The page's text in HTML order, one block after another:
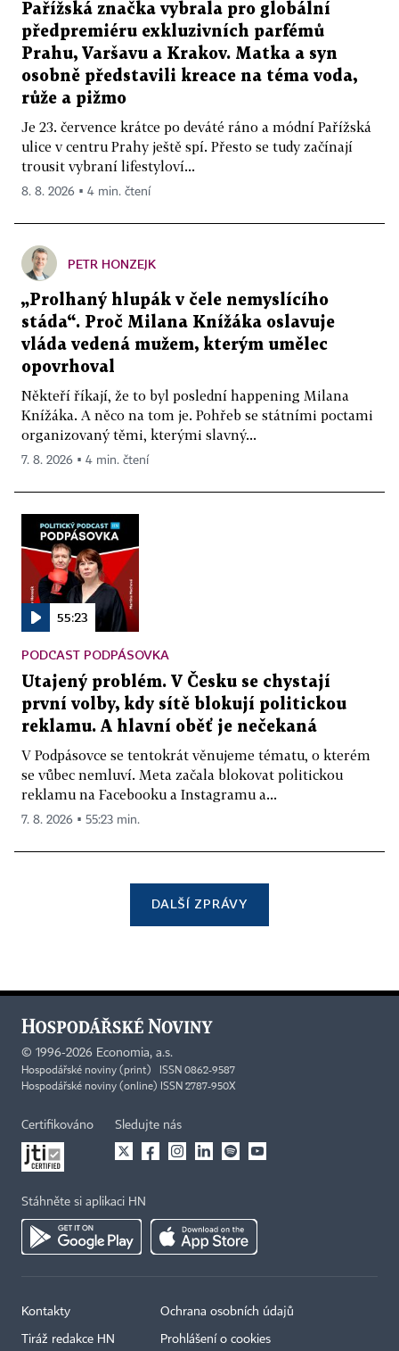
Pařížská značka vybrala pro globální
předpremiéru exkluzivních parfémů
Prahu, Varšavu a Krakov. Matka a syn
osobně představili kreace na téma voda,
růže a pižmo
Je 23. července krátce po deváté ráno a módní Pařížská
ulice v centru Prahy ještě spí. Přesto se tudy začínají
trousit vybraní lifestyloví...
8. 8. 2026 ▪ 4 min. čtení
PETR HONZEJK
„Prolhaný hlupák v čele nemyslícího
stáda“. Proč Milana Knížáka oslavuje
vláda vedená mužem, kterým umělec
opovrhoval
Někteří říkají, že to byl poslední happening Milana
Knížáka. A něco na tom je. Pohřeb se státními poctami
organizovaný těmi, kterými slavný...
7. 8. 2026 ▪ 4 min. čtení
55:23
PODCAST PODPÁSOVKA
Utajený problém. V Česku se chystají
první volby, kdy sítě blokují politickou
reklamu. A hlavní oběť je nečekaná
V Podpásovce se tentokrát věnujeme tématu, o kterém
se vůbec nemluví. Meta začala blokovat politickou
reklamu na Facebooku a Instagramu a...
7. 8. 2026 ▪ 55:23 min.
DALŠÍ ZPRÁVY
© 1996-2026 Economia, a.s.
Hospodářské noviny (print) ISSN 0862-9587
Hospodářské noviny (online) ISSN 2787-950X
Certifikováno Sledujte nás
Stáhněte si aplikaci HN
Kontakty
Tiráž redakce HN
Ochrana osobních údajů
Prohlášení o cookies